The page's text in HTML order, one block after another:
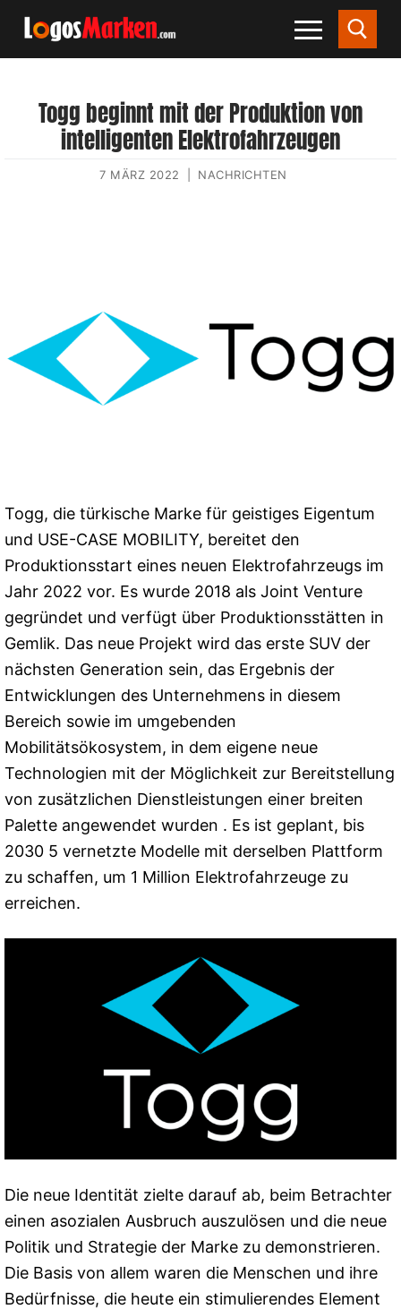
Togg beginnt mit der Produktion von
intelligenten Elektrofahrzeugen
7 MÄRZ 2022 NACHRICHTEN
Togg, die türkische Marke für geistiges Eigentum
und USE-CASE MOBILITY, bereitet den
Produktionsstart eines neuen Elektrofahrzeugs im
Jahr 2022 vor. Es wurde 2018 als Joint Venture
gegründet und verfügt über Produktionsstätten in
Gemlik. Das neue Projekt wird das erste SUV der
nächsten Generation sein, das Ergebnis der
Entwicklungen des Unternehmens in diesem
Bereich sowie im umgebenden
Mobilitätsökosystem, in dem eigene neue
Technologien mit der Möglichkeit zur Bereitstellung
von zusätzlichen Dienstleistungen einer breiten
Palette angewendet wurden . Es ist geplant, bis
2030 5 vernetzte Modelle mit derselben Plattform
zu schaffen, um 1 Million Elektrofahrzeuge zu
erreichen.
Die neue Identität zielte darauf ab, beim Betrachter
einen asozialen Ausbruch auszulösen und die neue
Politik und Strategie der Marke zu demonstrieren.
Die Basis von allem waren die Menschen und ihre
Bedürfnisse, die heute ein stimulierendes Element